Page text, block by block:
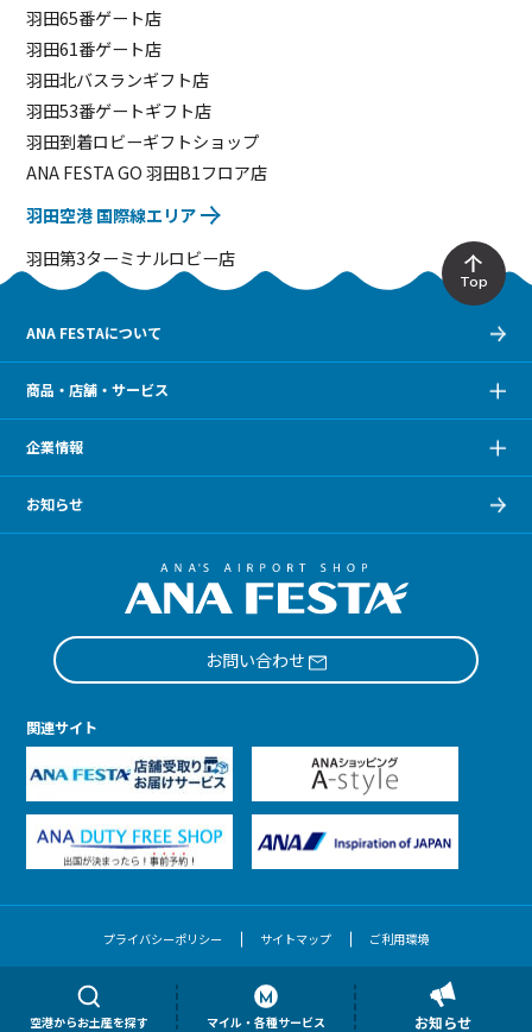
羽田65番ゲート店
羽田61番ゲート店
羽田北バスランギフト店
羽田53番ゲートギフト店
羽田到着ロビーギフトショップ
ANA FESTA GO 羽田B1フロア店
羽田空港 国際線エリア
羽田第3ターミナルロビー店
Top
ANA FESTAについて
商品・店舗・サービス
企業情報
お知らせ
お問い合わせ
関連サイト
プライバシーポリシー サイトマップ ご利用環境
Copyright © ANA FESTA
空港からお土産を探す マイル・各種サービス お知らせ